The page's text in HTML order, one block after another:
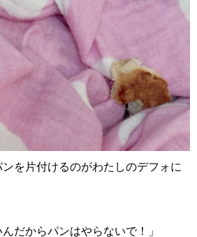
を片付けるのがわたしのデフォに
だからパンはやらないで！」